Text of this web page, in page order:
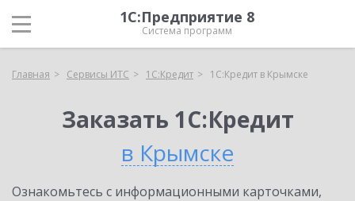
1С:Предприятие 8
Система программ
Главная Сервисы ИТС 1С:Кредит 1С:Кредит в Крымске
Заказать 1С:Кредит
в Крымске
Ознакомьтесь с информационными карточками,